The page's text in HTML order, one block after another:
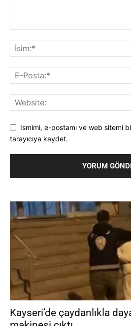
Ismimi, e-postamı ve web sitemi
tarayıcıya kaydet.
Kayseri’de çaydanlıkla